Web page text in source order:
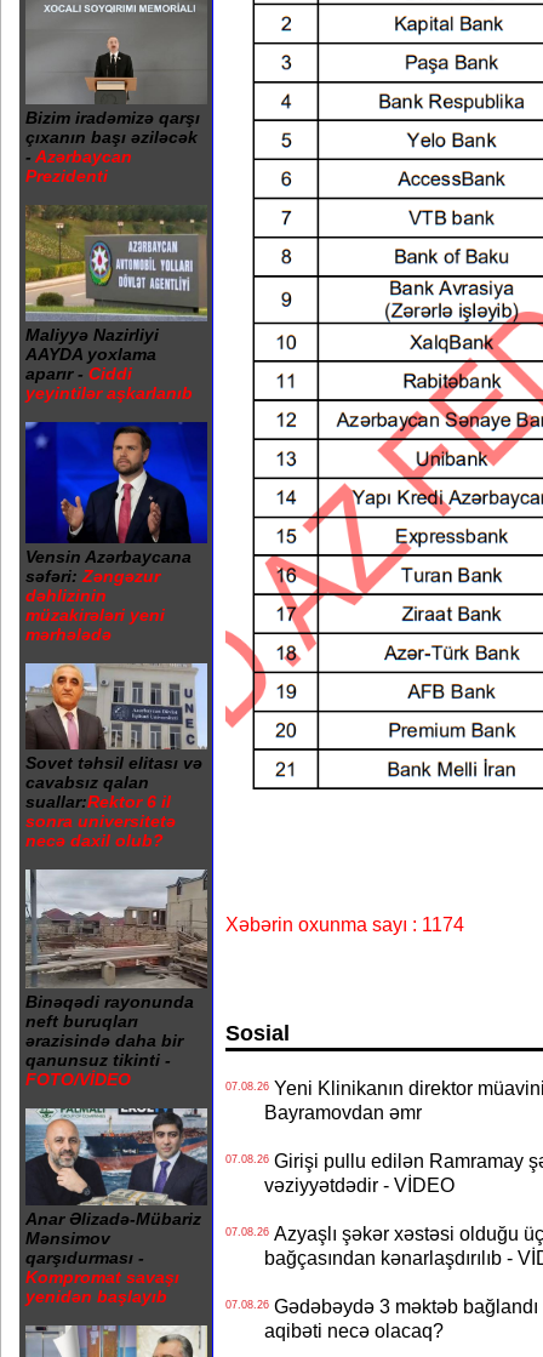
Bizim iradəmizə qarşı
çıxanın başı əziləcək
- Azərbaycan
Prezidenti
Maliyyə Nazirliyi
AAYDA yoxlama
aparır - Ciddi
yeyintilər aşkarlanıb
Vensin Azərbaycana
səfəri: Zəngəzur
dəhlizinin
müzakirələri yeni
mərhələdə
Sovet təhsil elitası və
cavabsız qalan
suallar:Rektor 6 il
sonra universitetə
necə daxil olub?
Binəqədi rayonunda
neft buruqları
ərazisində daha bir
qanunsuz tikinti -
FOTO/VİDEO
Anar Əlizadə-Mübariz
Mənsimov
qarşıdurması -
Kompromat savaşı
yenidən başlayıb
Xəbərin oxunma sayı : 1174
Sosial
07.08.26Yeni Klinikanın direktor müavini
Bayramovdan əmr
07.08.26Girişi pullu edilən Ramramay
vəziyyətdədir - VİDEO
07.08.26Azyaşlı şəkər xəstəsi olduğu
bağçasından kənarlaşdırılıb -
07.08.26Gədəbəydə 3 məktəb
aqibəti necə olacaq?